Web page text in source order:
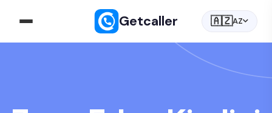
Getcaller 🇦🇿AZ